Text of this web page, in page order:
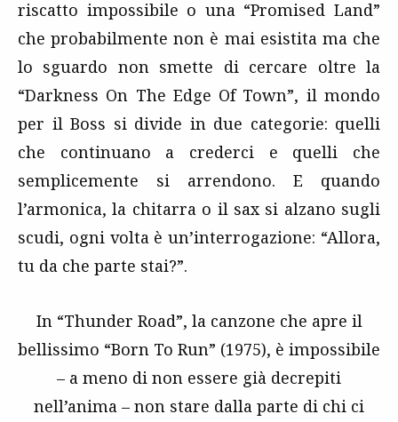
riscatto impossibile o una “Promised Land”
che probabilmente non è mai esistita ma che
lo sguardo non smette di cercare oltre la
“Darkness On The Edge Of Town”, il mondo
per il Boss si divide in due categorie: quelli
che continuano a crederci e quelli che
semplicemente si arrendono. E quando
l’armonica, la chitarra o il sax si alzano sugli
scudi, ogni volta è un’interrogazione: “Allora,
tu da che parte stai?”.
In “Thunder Road”, la canzone che apre il
bellissimo “Born To Run” (1975), è impossibile
– a meno di non essere già decrepiti
nell’anima – non stare dalla parte di chi ci